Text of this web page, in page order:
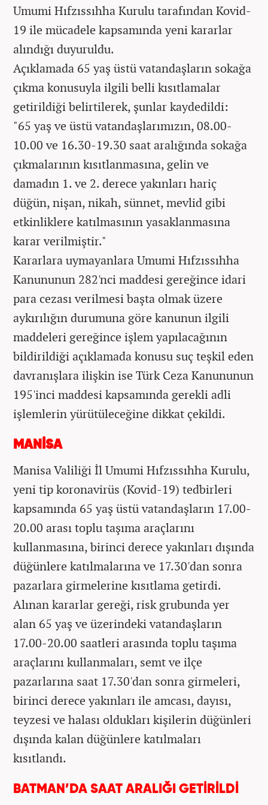
Umumi Hıfzıssıhha Kurulu tarafından Kovid-
19 ile mücadele kapsamında yeni kararlar
alındığı duyuruldu.
Açıklamada 65 yaş üstü vatandaşların sokağa
çıkma konusuyla ilgili belli kısıtlamalar
getirildiği belirtilerek, şunlar kaydedildi:
"65 yaş ve üstü vatandaşlarımızın, 08.00-
10.00 ve 16.30-19.30 saat aralığında sokağa
çıkmalarının kısıtlanmasına, gelin ve
damadın 1. ve 2. derece yakınları hariç
düğün, nişan, nikah, sünnet, mevlid gibi
etkinliklere katılmasının yasaklanmasına
karar verilmiştir."
Kararlara uymayanlara Umumi Hıfzıssıhha
Kanununun 282'nci maddesi gereğince idari
para cezası verilmesi başta olmak üzere
aykırılığın durumuna göre kanunun ilgili
maddeleri gereğince işlem yapılacağının
bildirildiği açıklamada konusu suç teşkil eden
davranışlara ilişkin ise Türk Ceza Kanununun
195'inci maddesi kapsamında gerekli adli
işlemlerin yürütüleceğine dikkat çekildi.
MANİSA
Manisa Valiliği İl Umumi Hıfzıssıhha Kurulu,
yeni tip koronavirüs (Kovid-19) tedbirleri
kapsamında 65 yaş üstü vatandaşların 17.00-
20.00 arası toplu taşıma araçlarını
kullanmasına, birinci derece yakınları dışında
düğünlere katılmalarına ve 17.30'dan sonra
pazarlara girmelerine kısıtlama getirdi.
Alınan kararlar gereği, risk grubunda yer
alan 65 yaş ve üzerindeki vatandaşların
17.00-20.00 saatleri arasında toplu taşıma
araçlarını kullanmaları, semt ve ilçe
pazarlarına saat 17.30'dan sonra girmeleri,
birinci derece yakınları ile amcası, dayısı,
teyzesi ve halası oldukları kişilerin düğünleri
dışında kalan düğünlere katılmaları
kısıtlandı.
BATMAN’DA SAAT ARALIĞI GETİRİLDİ